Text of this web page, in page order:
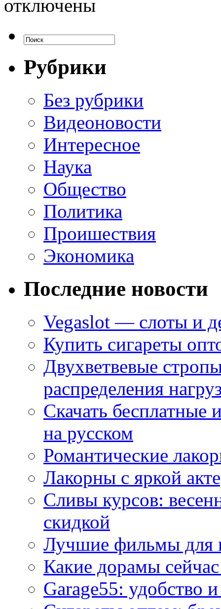
отключены
Рубрики
Без рубрики
Видеоновости
Интересное
Наука
Общество
Политика
Проишествия
Экономика
Последние новости
Vegaslot — слоты и
Купить сигареты
Двухветвевые
распределения
Скачать
на русском
Романтические
Лакорны с яркой
Сливы курсов:
скидкой
Лучшие фильмы для
Какие дорамы
Garage55: удобство